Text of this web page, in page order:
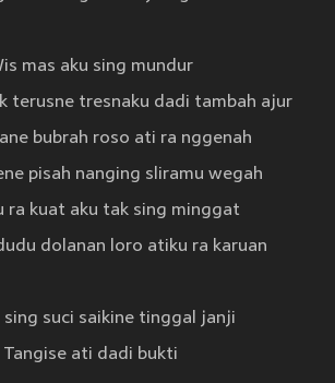
mas aku sing mundur
terusne tresnaku dadi tambah ajur
bubrah roso ati ra nggenah
pisah nanging sliramu wegah
ra kuat aku tak sing minggat
dolanan loro atiku ra karuan
sing suci saikine tinggal janji
Tangise ati dadi bukti